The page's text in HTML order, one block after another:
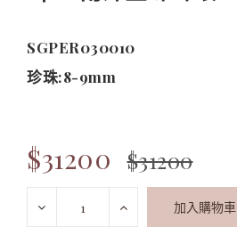
SGPER030010
珍珠:8-9mm
$31200 $31200
加入購物車